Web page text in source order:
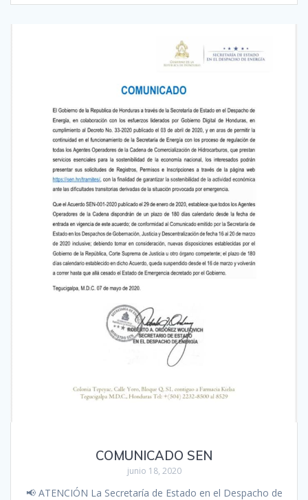
COMUNICADO SEN
junio 18, 2020
📢 ATENCIÓN La Secretaría de Estado en el Despacho de